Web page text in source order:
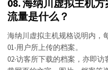
08. 海纳川虚拟主机
流量是什么？
海纳川虚拟主机规格说明内，
01‧用户所上传的档案。
02‧访客所下载的档案，亦即